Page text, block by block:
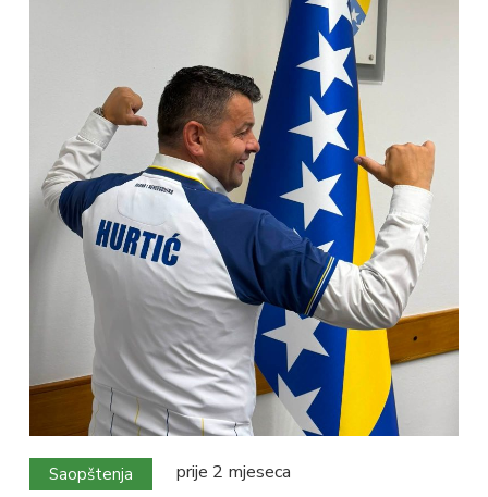
Saopštenja prije 2 mjeseca